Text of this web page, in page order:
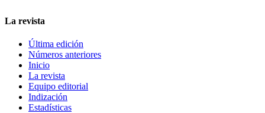
La revista
Última edición
Números anteriores
Inicio
La revista
Equipo editorial
Indización
Estadísticas